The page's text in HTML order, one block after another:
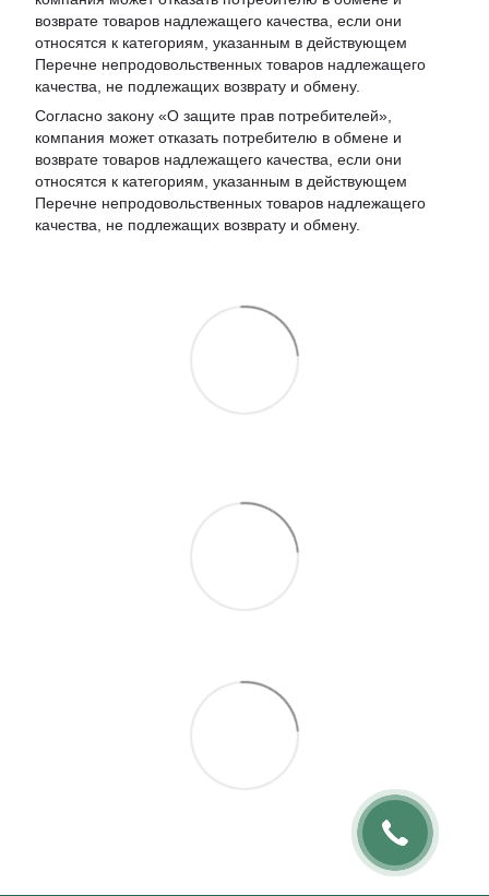
возврате товаров надлежащего качества, если они
относятся к категориям, указанным в действующем
Перечне непродовольственных товаров надлежащего
качества, не подлежащих возврату и обмену.
Согласно закону «О защите прав потребителей»,
компания может отказать потребителю в обмене и
возврате товаров надлежащего качества, если они
относятся к категориям, указанным в действующем
Перечне непродовольственных товаров надлежащего
качества, не подлежащих возврату и обмену.